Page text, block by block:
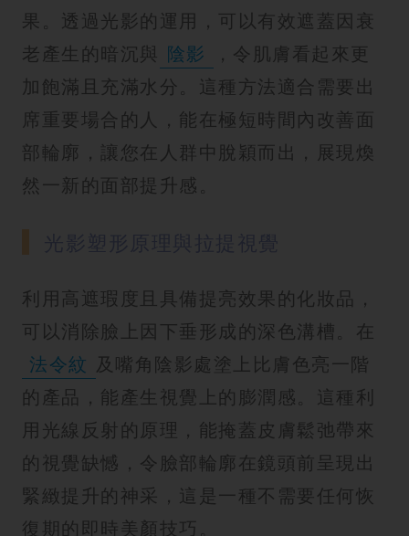
果。透過光影的運用，可以有效遮蓋因衰
老產生的暗沉與 陰影
，令肌膚看起來更
加飽滿且充滿水分。這種方法適合需要出
席重要場合的人，能在極短時間內改善面
部輪廓，讓您在人群中脫穎而出，展現煥
然一新的面部提升感。
利用高遮瑕度且具備提亮效果的化妝品，
可以消除臉上因下垂形成的深色溝槽。在
法令紋 及嘴角陰影處塗上比膚色亮一階
的產品，能產生視覺上的膨潤感。這種利
用光線反射的原理，能掩蓋皮膚鬆弛帶來
的視覺缺憾，令臉部輪廓在鏡頭前呈現出
緊緻提升的神采，這是一種不需要任何恢
復期的即時美顏技巧。